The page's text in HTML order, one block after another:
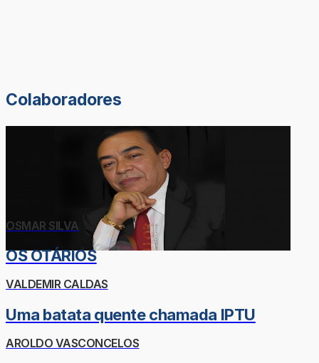
Colaboradores
OSMAR SILVA
OS OTÁRIOS
VALDEMIR CALDAS
Uma batata quente chamada IPTU
AROLDO VASCONCELOS